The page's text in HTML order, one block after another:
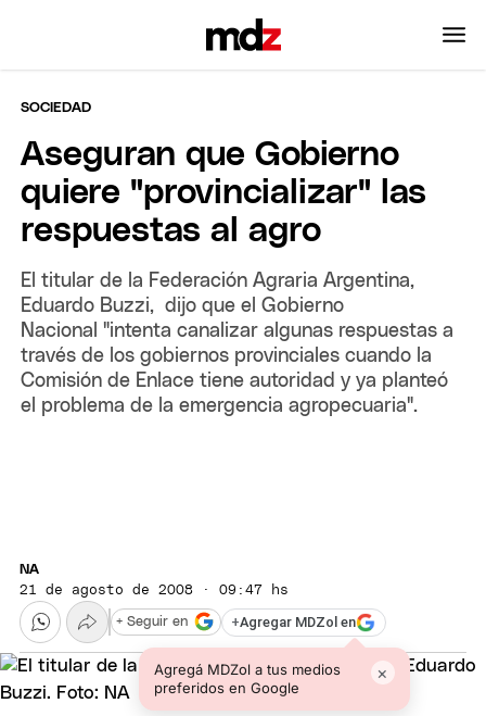
SOCIEDAD
Aseguran que Gobierno
quiere "provincializar" las
respuestas al agro
El titular de la Federación Agraria Argentina,
Eduardo Buzzi, dijo que el Gobierno
Nacional "intenta canalizar algunas respuestas a
través de los gobiernos provinciales cuando la
Comisión de Enlace tiene autoridad y ya planteó
el problema de la emergencia agropecuaria".
NA
21 de agosto de 2008 · 09:47 hs
+Agregar MDZol en
Agregá MDZol a tus medios
preferidos en Google
×
+ Seguir en